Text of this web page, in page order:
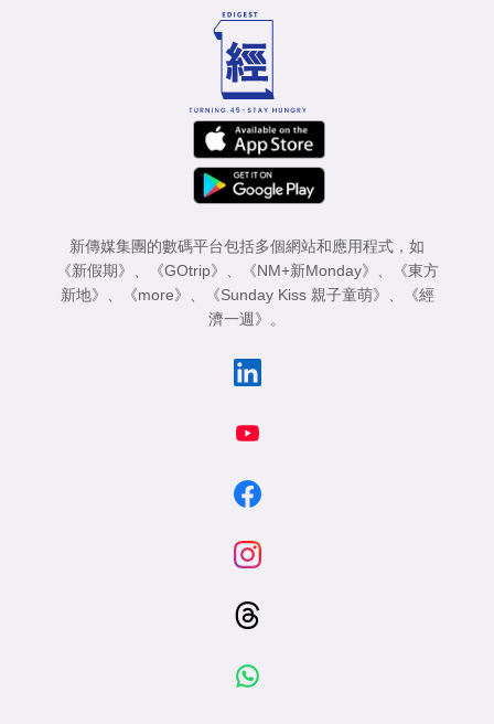
新傳媒集團的數碼平台包括多個網站和應用程式，如
《新假期》
《GOtrip》 《NM+新Monday》
《東方
新地》
《more》 《Sunday Kiss 親子童萌》
《經
濟一週》
。